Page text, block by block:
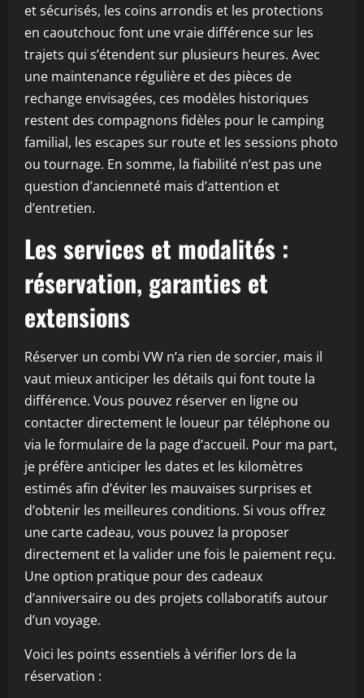
et sécurisés, les coins arrondis et les protections
en caoutchouc font une vraie différence sur les
trajets qui s’étendent sur plusieurs heures. Avec
une maintenance régulière et des pièces de
rechange envisagées, ces modèles historiques
restent des compagnons fidèles pour le camping
familial, les escapes sur route et les sessions photo
ou tournage. En somme, la fiabilité n’est pas une
question d’ancienneté mais d’attention et
d’entretien.
Les services et modalités :
réservation, garanties et
extensions
Réserver un combi VW n’a rien de sorcier, mais il
vaut mieux anticiper les détails qui font toute la
différence. Vous pouvez réserver en ligne ou
contacter directement le loueur par téléphone ou
via le formulaire de la page d’accueil. Pour ma part,
je préfère anticiper les dates et les kilomètres
estimés afin d’éviter les mauvaises surprises et
d’obtenir les meilleures conditions. Si vous offrez
une carte cadeau, vous pouvez la proposer
directement et la valider une fois le paiement reçu.
Une option pratique pour des cadeaux
d’anniversaire ou des projets collaboratifs autour
d’un voyage.
Voici les points essentiels à vérifier lors de la
réservation :